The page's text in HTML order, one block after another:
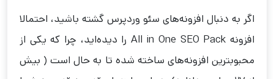
اگر به دنبال افزونه‌های سئو وردپرس گشته باشید، احتمالا
افزونه All in One SEO Pack را دیده‌اید، چرا که یکی از
محبوبترین افزونه‌های ساخته شده تا به حال است ( بیش